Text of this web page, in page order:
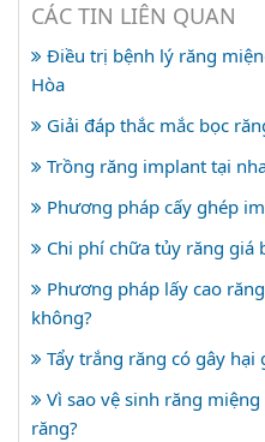
CÁC TIN LIÊN QUAN
Điều trị bệnh lý răng
Hòa
Giải đáp thắc mắc bọc
Trồng răng implant tại
Phương pháp cấy ghép
Chi phí chữa tủy răng giá
Phương pháp lấy cao
không?
Tẩy trắng răng có gây
Vì sao vệ sinh răng
răng?